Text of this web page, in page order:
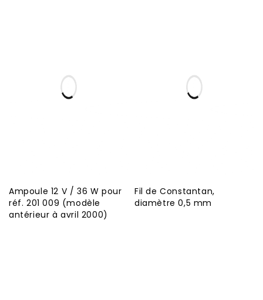
Ampoule 12 V / 36 W pour
réf. 201 009 (modèle
antérieur à avril 2000)
Fil de Constantan,
diamètre 0,5 mm